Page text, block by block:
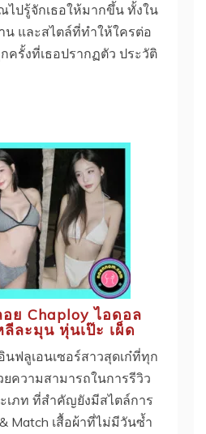
ไปรู้จักเธอให้มากขึ้น ทั้งใน
น และสไตล์ที่ทำให้ใครต่อ
ครั้งที่เธอปรากฏตัว ประวัติ
ย Chaploy ไอดอล
ละมุน หุ่นเป๊ะ เผ็ด
นฟลูเอนเซอร์สาวสุดเก๋ที่ทุก
ความสามารถในการรีวิว
เภท ที่สำคัญยังมีสไตล์การ
Match เสื้อผ้าที่ไม่มีวันซ้ำ